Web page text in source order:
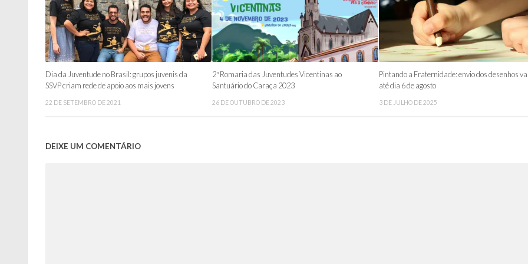
Dia da Juventude no Brasil: grupos juvenis da
SSVP criam rede de apoio aos mais jovens
22 DE SETEMBRO DE 2021
2ª Romaria das Juventudes Vicentinas ao
Santuário do Caraça 2023
26 DE OUTUBRO DE 2023
Pintando a Fraternidade: envio dos desenhos
até dia 6 de agosto
3 DE JULHO DE 2025
DEIXE UM COMENTÁRIO